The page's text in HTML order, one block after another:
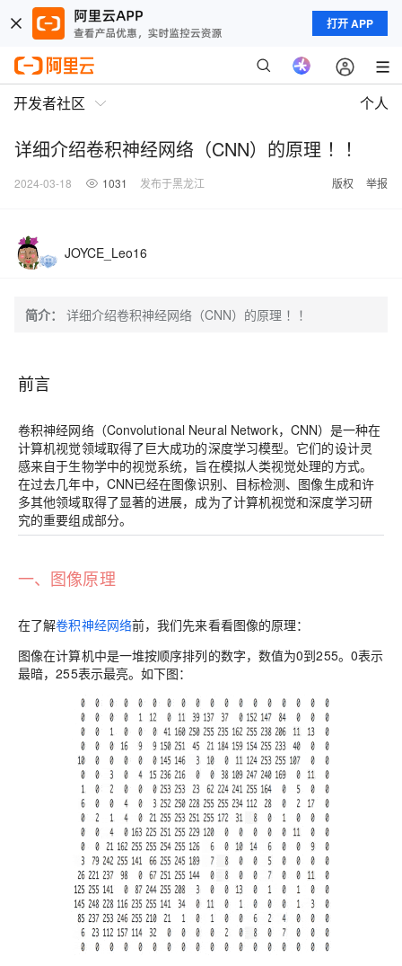
打开 APP
开发者社区 个人
详细介绍卷积神经网络（CNN）的原理 ！！
2024-03-18 1031 发布于黑龙江 版权 举报
JOYCE_Leo16
简介： 详细介绍卷积神经网络（CNN）的原理 ！！
前言
卷积神经网络（Convolutional Neural Network，CNN）是一种在
计算机视觉领域取得了巨大成功的深度学习模型。它们的设计灵
感来自于生物学中的视觉系统，旨在模拟人类视觉处理的方式。
在过去几年中，CNN已经在图像识别、目标检测、图像生成和许
多其他领域取得了显著的进展，成为了计算机视觉和深度学习研
究的重要组成部分。
一、图像原理
在了解卷积神经网络前，我们先来看看图像的原理：
图像在计算机中是一堆按顺序排列的数字，数值为0到255。0表示
最暗，255表示最亮。如下图：